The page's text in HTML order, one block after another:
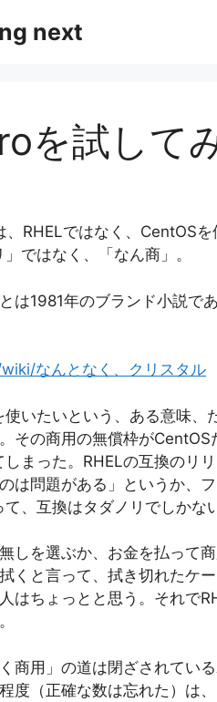
next
を試して
RHELではなく、CentOS
ではなく、「なん商」。
は1981年のブランド小説で
なんとなく、クリスタル
いたいという、ある意味
その商用の無償枠が
まった。RHELの互換のリ
は問題がある」というか、
、互換はタダノリでしかない
しを選ぶか、お金を払って
くと言って、拭き切れたケ
はちょっとと思う。それで
商用」の道は閉ざされてい
度（正確な数は忘れた）は